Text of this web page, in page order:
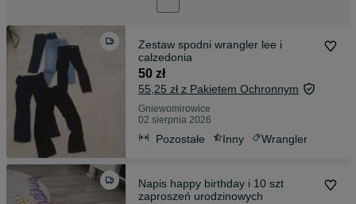
Zestaw spodni wrangler lee i
calzedonia
50 zł
55,25 zł z Pakietem Ochronnym
Gniewomirowice
02 sierpnia 2026
Pozostałe Inny Wrangler
Napis happy birthday i 10 szt
zaproszeń urodzinowych